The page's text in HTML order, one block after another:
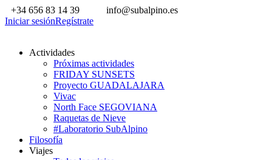
+34 656 83 14 39
info@subalpino.es
Iniciar sesiónRegístrate
Actividades
Próximas actividades
FRIDAY SUNSETS
Proyecto GUADALAJARA
Vivac
North Face SEGOVIANA
Raquetas de Nieve
#Laboratorio SubAlpino
Filosofía
Viajes